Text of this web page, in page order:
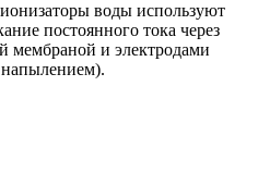
воды используют
постоянного тока через
мембраной и электродами